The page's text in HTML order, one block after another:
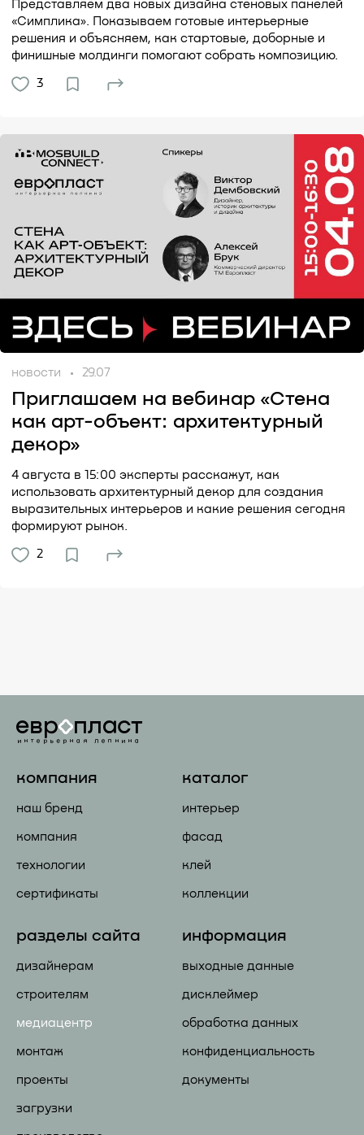
Представляем два новых дизайна стеновых панелей
«Симплика». Показываем готовые интерьерные
решения и объясняем, как стартовые, доборные и
финишные молдинги помогают собрать композицию.
3
новости 29.07
Приглашаем на вебинар «Стена
как арт-объект: архитектурный
декор»
4 августа в 15:00 эксперты расскажут, как
использовать архитектурный декор для создания
выразительных интерьеров и какие решения сегодня
формируют рынок.
2
компания
наш бренд
компания
технологии
сертификаты
каталог
интерьер
фасад
клей
коллекции
разделы сайта
дизайнерам
строителям
медиацентр
монтаж
проекты
загрузки
информация
выходные данные
дисклеймер
обработка данных
конфиденциальность
документы